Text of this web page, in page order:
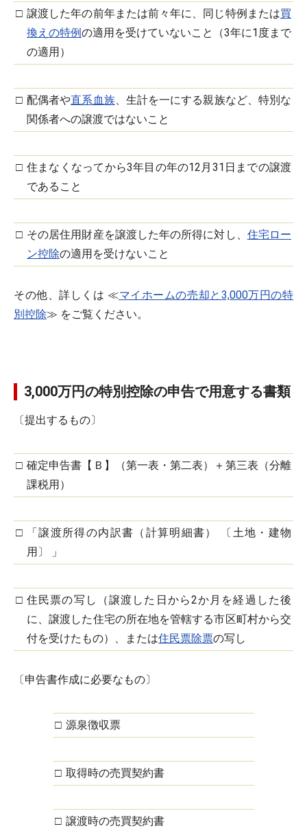
□ 譲渡した年の前年または前々年に、同じ特例または買
換えの特例の適用を受けていないこと（3年に1度まで
の適用）
□ 配偶者や直系血族、生計を一にする親族など、特別な
関係者への譲渡ではないこと
□ 住まなくなってから3年目の年の12月31日までの譲渡
であること
□ その居住用財産を譲渡した年の所得に対し、 住宅ロー
ン控除の適用を受けないこと
その他、詳しくは ≪マイホームの売却と3,000万円の特
別控除≫ をご覧ください。
3,000万円の特別控除の申告で用意する書類
〔提出するもの〕
□ 確定申告書【Ｂ】（第一表・第二表）＋第三表（分離
課税用）
□
「譲渡所得の内訳書（計算明細書） 〔土地・建物
用〕 」
□ 住民票の写し（譲渡した日から2か月を経過した後
に、譲渡した住宅の所在地を管轄する市区町村から交
付を受けたもの）、または住民票除票の写し
〔申告書作成に必要なもの〕
□ 源泉徴収票
□ 取得時の売買契約書
□ 譲渡時の売買契約書